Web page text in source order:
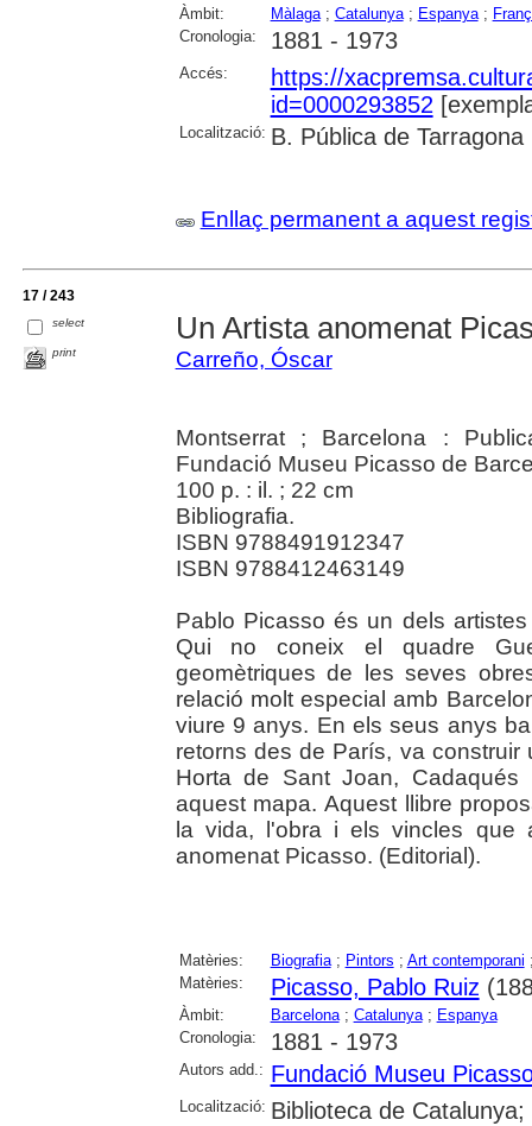
Àmbit: Màlaga; Catalunya; Espanya;
Cronologia:
1881 - 1973
Accés:
https://
id=0000293852
Localització: B. Pública de Tarragona
Enllaç permanent a aquest
17 / 243
select
print
Un Artista anomenat
Carreño, Óscar
Montserrat ; Barcelona :
Fundació Museu Picasso de
100 p. : il. ; 22 cm
Bibliografia.
ISBN 9788491912347
ISBN 9788412463149
Pablo Picasso és un dels
Qui no coneix el quadre
geomètriques de les seves
relació molt especial amb
viure 9 anys. En els seus anys
retorns des de París, va
Horta de Sant Joan,
aquest mapa. Aquest llibre
la vida, l'obra i els vincles que
anomenat Picasso. (Editorial).
Matèries: Biografia; Pintors ; Art contemporani
Matèries:
Picasso, Pablo Ruiz
Àmbit: Barcelona; Catalunya; Espanya
Cronologia:
1881 - 1973
Autors add.: Fundació Museu
Localització: Biblioteca de